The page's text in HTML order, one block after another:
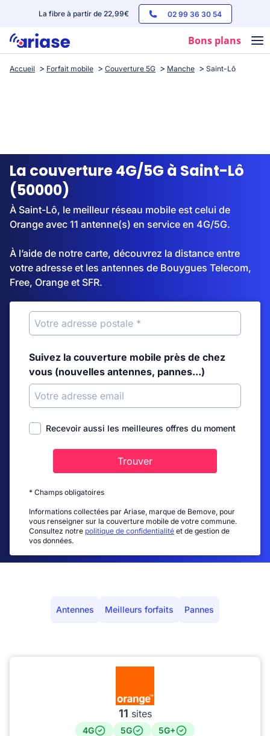
La fibre à partir de 22,99€ 02 99 36 30 54
Bons plans
Box internet
Streaming
Accueil Forfait mobile Couverture 5G Manche Saint-Lô
La couverture 4G/5G à Saint-Lô
(50000)
À Saint-Lô, le meilleur réseau mobile est celui de
Orange avec 11 antenne(s) en service en 4G/5G.
À l’aide de notre carte, découvrez la distance entre
votre adresse et les antennes de Bouygues Telecom,
Free, Orange et SFR.
Suivez la couverture mobile près de chez
vous (nouvelles antennes, pannes...)
Recevoir aussi les meilleures offres du moment
Trouver
* Champs obligatoires
Informations collectées par Ariase, marque de Bemove, pour
vous renseigner sur la couverture mobile de votre commune.
Consultez notre politique de confidentialité et de gestion de
vos données.
Antennes Meilleurs forfaits Pannes
11 sites
4G 5G
5G+